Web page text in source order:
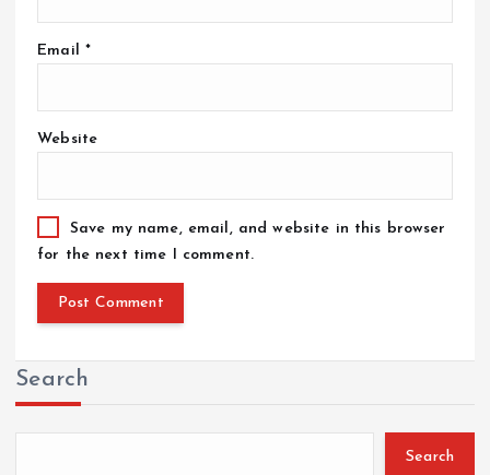
Email *
Website
Save my name, email, and website in this browser
for the next time I comment.
Search
Search